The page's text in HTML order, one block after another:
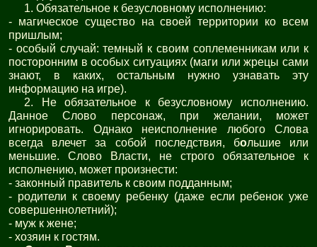
1. Обязательное к безусловному исполнению:
- магическое существо на своей территории ко всем
пришлым;
- особый случай: темный к своим соплеменникам или к
посторонним в особых ситуациях (маги или жрецы сами
знают, в каких, остальным нужно узнавать эту
информацию на игре).
2. Не обязательное к безусловному исполнению.
Данное Слово персонаж, при желании, может
игнорировать. Однако неисполнение любого Слова
всегда влечет за собой последствия, большие или
меньшие. Слово Власти, не строго обязательное к
исполнению, может произнести:
- законный правитель к своим подданным;
- родители к своему ребенку (даже если ребенок уже
совершеннолетний);
- муж к жене;
- хозяин к гостям.